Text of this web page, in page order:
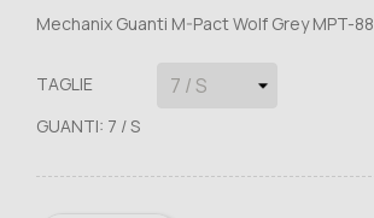
Mechanix Guanti M-Pact Wolf Grey MPT-88
TAGLIE
GUANTI: 7 / S